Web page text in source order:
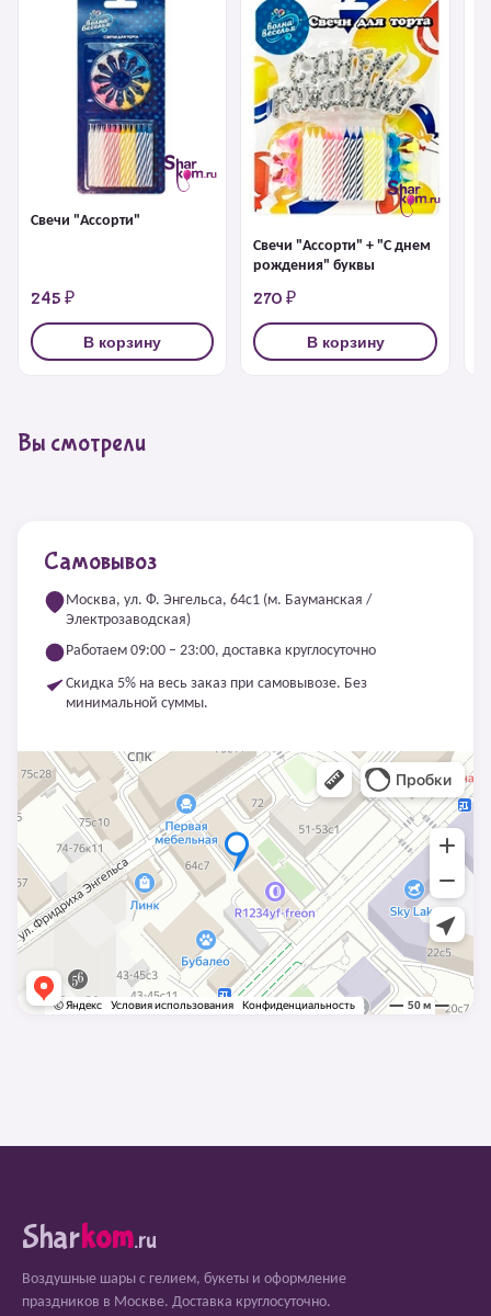
Свечи "Ассорти"
245 ₽
В корзину
Свечи "Ассорти" + "С днем
рождения" буквы
270 ₽
В корзину
Вы смотрели
Самовывоз
Москва, ул. Ф. Энгельса, 64с1 (м. Бауманская /
Электрозаводская)
Работаем 09:00 – 23:00, доставка круглосуточно
Скидка 5% на весь заказ при самовывозе. Без
минимальной суммы.
Sharkom.ru
Воздушные шары с гелием, букеты и оформление
праздников в Москве. Доставка круглосуточно.